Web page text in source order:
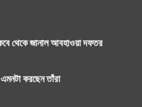
কবে থেকে জানাল আবহাওয়া দফতর
করছেন তাঁরা